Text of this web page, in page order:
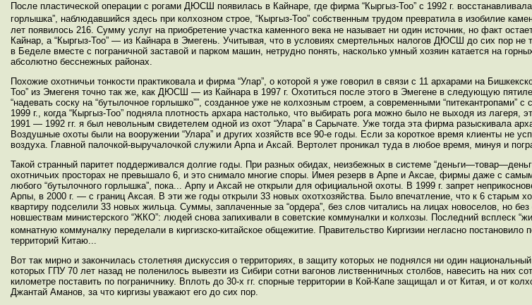
После пластической операции с рогами ДЮСШ появилась в Кайнаре, где фирма “Кыргыз-Тоо” с 1992 г.
горлышка”, наблюдавшийся здесь при колхозном строе, “Кыргыз-Тоо” собственным трудом превратила в изобилие
лет появилось 216. Сумму услуг на приобретение участка каменного века не называет ни один источник, но факт
Кайнар, а “Кыргыз-Тоо” — из Кайнара в Эмегень. Учитывая, что в условиях смертельных налогов ДЮСШ до сих пор не
в Беделе вместе с пограничной заставой и парком машин, нетрудно понять, насколько умный хозяин катается на
абсолютно бесснежных районах.
Похожие охотничьи тонкости практиковала и фирма “Улар”, о которой я уже говорил в связи с 11 архарами на
Тоо” из Эмегеня точно так же, как ДЮСШ — из Кайнара в 1997 г. Охотиться после этого в Эмегене в следующую
“надевать соску на “бутылочное горлышко””, созданное уже не колхозным строем, а современными “питекантропами”
1999 г., когда “Кыргыз-Тоо” подняла плотность архара настолько, что выбирать рога можно было не выходя из
1991 — 1992 гг. я был невольным свидетелем одной из охот “Улара” в Сарычате. Уже тогда эта фирма разыскивала
Воздушные охоты были на вооружении “Улара” и других хозяйств все 90-е годы. Если за короткое время клиенты не
воздуха. Главной палочкой-выручалочкой служили Арпа и Аксай. Вертолет проникал туда в любое время, минуя и
Такой странный паритет поддерживался долгие годы. При разных обидах, неизбежных в системе
охотничьих просторах не превышало 6, и это снимало многие споры. Имея резерв в Арпе и Аксае, фирмы даже с
любого “бутылочного горлышка”, пока... Арпу и Аксай не открыли для официальной охоты. В 1999 г. запрет
Арпы, в 2000 г. — с границ Аксая. В эти же годы открыли 33 новых охотхозяйства. Было впечатление, что к 6 старым
квартиру подселили 33 новых жильца. Суммы, заплаченные за “ордера”, без слов читались на лицах новоселов, но
новшествам министерского “ЖКО”: людей снова запихивали в советские коммуналки и колхозы. Последний всплеск
комнатную коммуналку переделали в киргизско-китайское общежитие. Правительство Киргизии негласно постановило
территорий Китаю...
Вот так мирно и закончилась столетняя дискуссия о территориях, в защиту которых не поднялся ни один
которых ГПУ 70 лет назад не поленилось вывезти из Сибири сотни вагонов лиственничных столбов, навесить на них
километре поставить по пограничнику. Вплоть до 30-х гг. спорные территории в Кой-Капе защищал и от Китая, и от
Джантай Аманов, за что киргизы уважают его до сих пор.